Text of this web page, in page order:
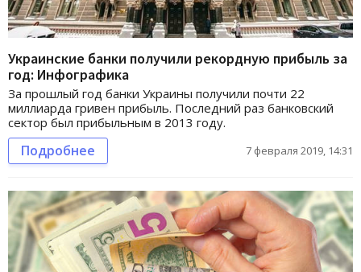
Украинские банки получили рекордную прибыль за
год: Инфографика
За прошлый год банки Украины получили почти 22
миллиарда гривен прибыль. Последний раз банковский
сектор был прибыльным в 2013 году.
Подробнее 7 февраля 2019, 14:31